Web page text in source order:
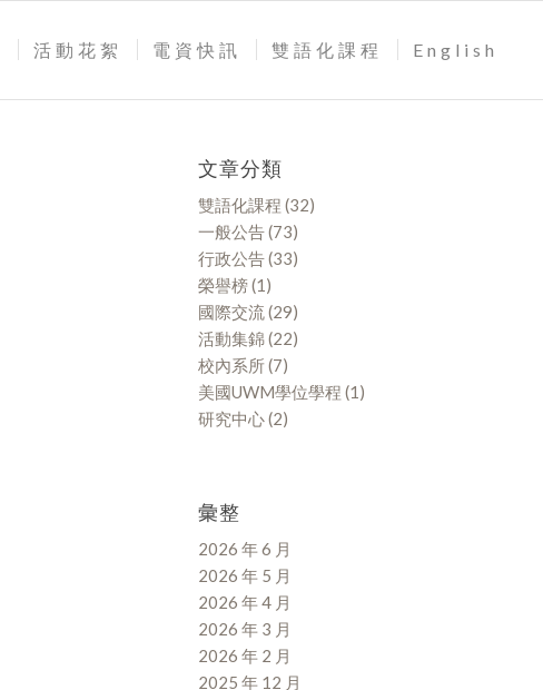
活動花絮 電資快訊 雙語化課程 English
文章分類
雙語化課程 (32)
一般公告(73)
行政公告(33)
榮譽榜(1)
國際交流(29)
活動集錦(22)
校內系所(7)
美國UWM學位學程 (1)
研究中心(2)
彙整
2026 年 6 月
2026 年 5 月
2026 年 4 月
2026 年 3 月
2026 年 2 月
2025 年 12 月